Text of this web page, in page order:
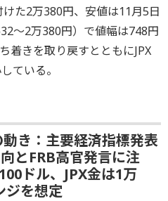
た2万380円、安値は11月5日
～2万380円）で値幅は748円
着きを取り戻すとともにJPX
ている。
き：主要経済指標発表
とFRB高官発言に注
ドル、JPX金は1万
ジを想定